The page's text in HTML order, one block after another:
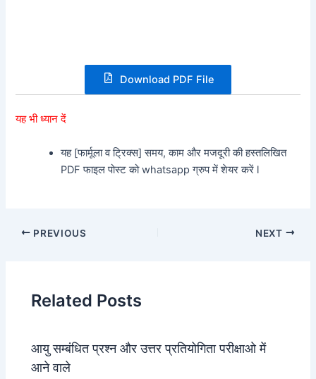
Download PDF File
यह भी ध्यान दें
यह [फार्मूला व ट्रिक्स] समय, काम और मजदूरी की हस्तलिखित
PDF फाइल पोस्ट को whatsapp ग्रुप में शेयर करें l
PREVIOUS NEXT
Related Posts
आयु सम्बंधित प्रश्न और उत्तर प्रतियोगिता परीक्षाओ में
आने वाले